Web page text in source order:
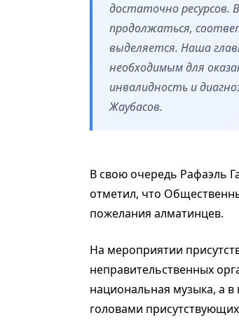
достаточно ресурсов.
продолжаться,
выделяется. Наша
необходимым для
инвалидность и
Жаубасов.
В свою очередь Рафаэль
отметил, что
пожелания алматинцев.
На мероприятии
неправительственных
национальная музыка, а
головами